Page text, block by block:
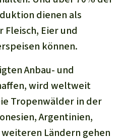
dienen als
Eier und
können.
Anbau- und
wird weltweit
Tropenwälder in der
Argentinien,
Ländern gehen